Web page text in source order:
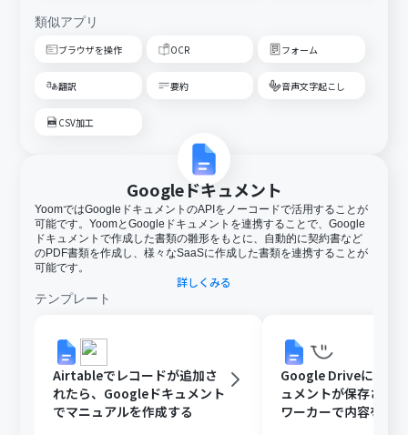
類似アプリ
ブラウザを操作 OCR フォーム
翻訳 要約 音声文字起こし
CSV加工
Googleドキュメント
YoomではGoogleドキュメントのAPIをノーコードで活用することが
可能です。YoomとGoogleドキュメントを連携することで、Google
ドキュメントで作成した書類の雛形をもとに、自動的に契約書など
のPDF書類を作成し、様々なSaaSに作成した書類を連携することが
可能です。
詳しくみる
テンプレート
Airtableでレコードが追加さ
れたら、Googleドキュメント
でマニュアルを作成する
Google Driveに
ュメントが保存され
ワーカーで内容を読